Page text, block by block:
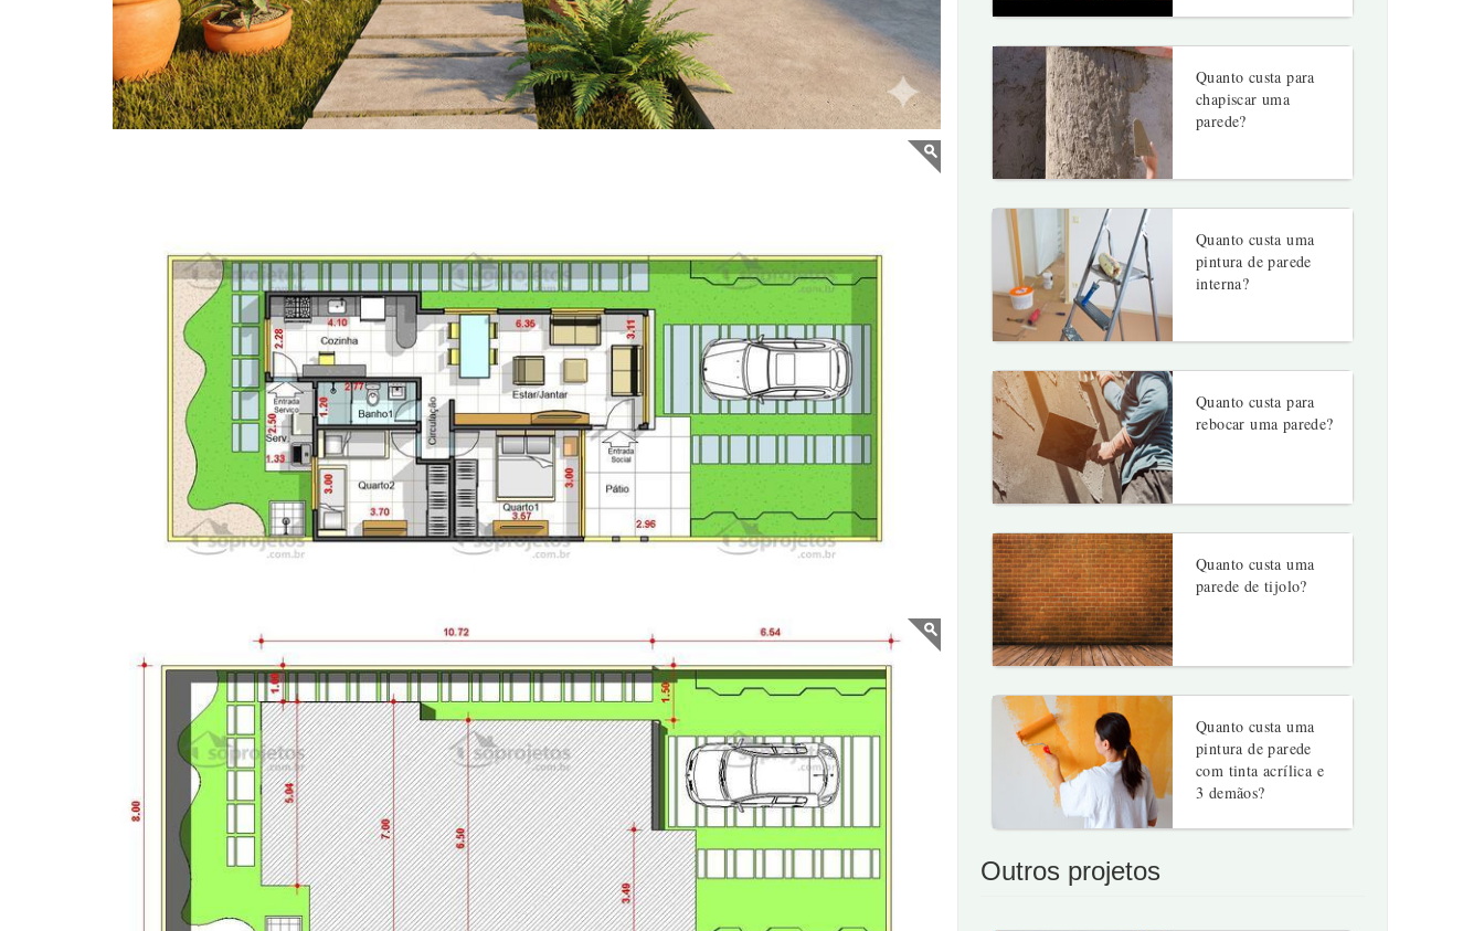
Quanto custa para
chapiscar uma
parede?
Quanto custa uma
pintura de parede
interna?
Quanto custa para
rebocar uma parede?
Quanto custa uma
parede de tijolo?
Quanto custa uma
pintura de parede
com tinta acrílica e
3 demãos?
Outros projetos